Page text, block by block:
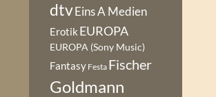
dtvEins A Medien
Erotik EUROPA
EUROPA (Sony Music)
Fantasy Festa Fischer
Goldmann